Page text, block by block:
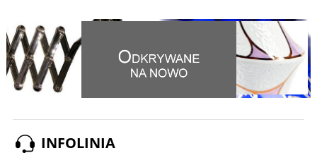
INFOLINIA